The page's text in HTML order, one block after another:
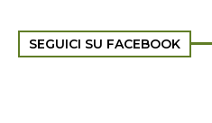
SEGUICI SU FACEBOOK